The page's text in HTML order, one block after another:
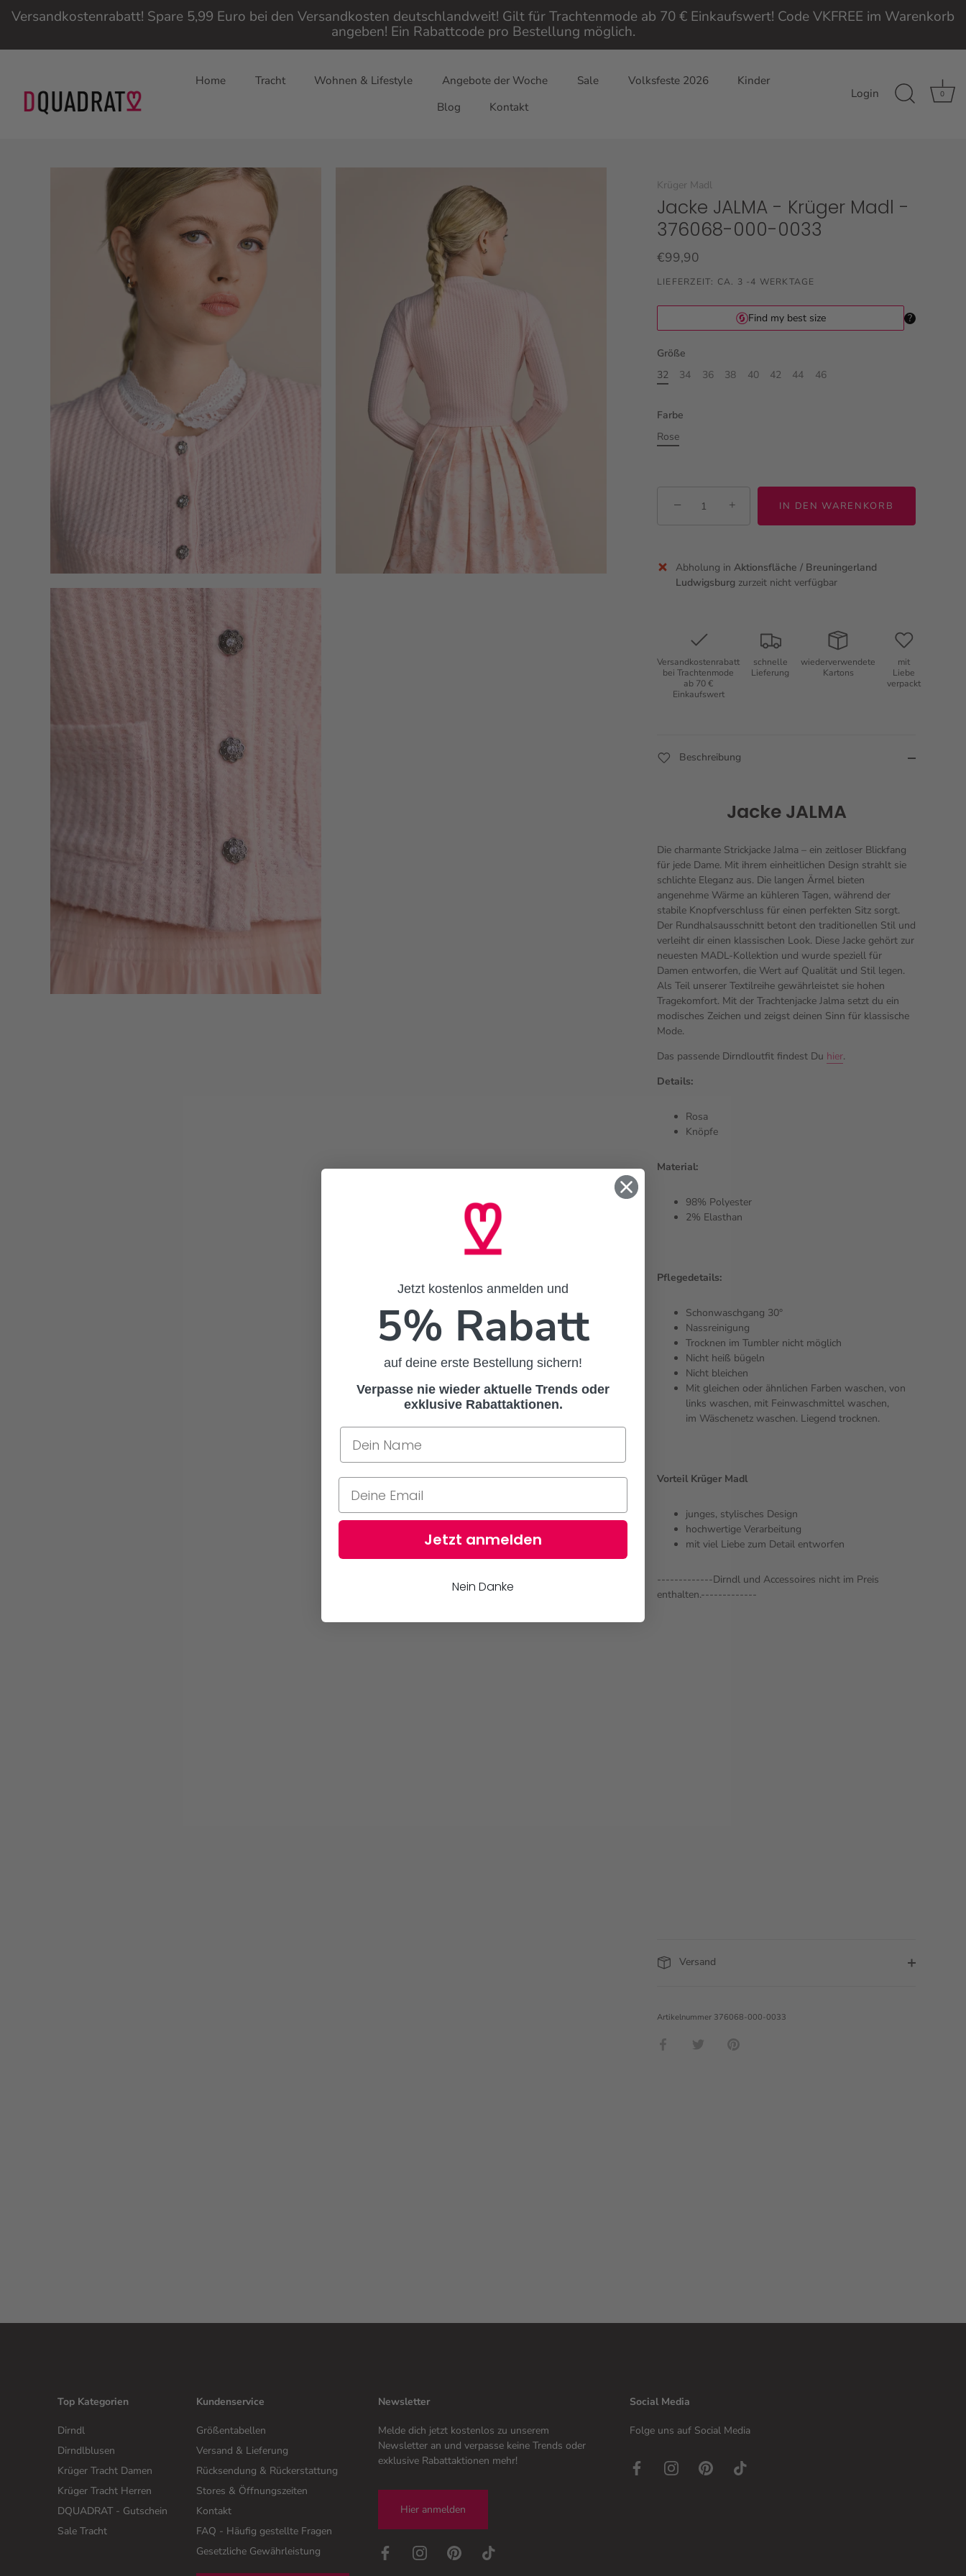
Versandkostenrabatt! Spare 5,99 Euro bei den Versandkosten deutschlandweit! Gilt für Trachtenmode ab 70 € Einkaufswert! Code VKFREE im Warenkorb
angeben! Ein Rabattcode pro Bestellung möglich.
Home Tracht Wohnen & Lifestyle Angebote der Woche Sale Volksfeste 2026
Kinder
Blog
Kontakt
Login 0
Krüger Madl
Jacke JALMA - Krüger Madl -
376068-000-0033
€99,90
LIEFERZEIT: CA. 3 -4 WERKTAGE
Größe
32
34 36 38 40 42 44 46
Farbe
Rose
− + IN DEN WARENKORB
Abholung in Aktionsfläche / Breuningerland
Ludwigsburg zurzeit nicht verfügbar
Versandkostenrabatt
bei Trachtenmode
ab 70 €
Einkaufswert
schnelle
Lieferung
wiederverwendete
Kartons
mit
Liebe
verpackt
Beschreibung
Jacke JALMA
Die charmante Strickjacke Jalma – ein zeitloser Blickfang
für jede Dame. Mit ihrem einheitlichen Design strahlt sie
schlichte Eleganz aus. Die langen Ärmel bieten
angenehme Wärme an kühleren Tagen, während der
stabile Knopfverschluss für einen perfekten Sitz sorgt.
Der Rundhalsausschnitt betont den traditionellen Stil und
verleiht dir einen klassischen Look. Diese Jacke gehört zur
neuesten MADL-Kollektion und wurde speziell für
Damen entworfen, die Wert auf Qualität und Stil legen.
Als Teil unserer Textilreihe gewährleistet sie hohen
Tragekomfort. Mit der Trachtenjacke Jalma setzt du ein
modisches Zeichen und zeigst deinen Sinn für klassische
Mode.
Das passende Dirndloutfit findest Du hier.
Details:
Rosa
Knöpfe
Material:
98% Polyester
2% Elasthan
Pflegedetails:
Schonwaschgang 30°
Nassreinigung
Trocknen im Tumbler nicht möglich
Nicht heiß bügeln
Nicht bleichen
Mit gleichen oder ähnlichen Farben waschen, von
links waschen, mit Feinwaschmittel waschen,
im Wäschenetz waschen. Liegend trocknen.
Vorteil Krüger Madl
junges, stylisches Design
hochwertige Verarbeitung
mit viel Liebe zum Detail entworfen
-------------Dirndl und Accessoires nicht im Preis
enthalten.-------------
Versand
Artikelnummer 376068-000-0033
Teilen TwitternPinnen
Top Kategorien
Dirndl
Dirndlblusen
Krüger Tracht Damen
Krüger Tracht Herren
DQUADRAT - Gutschein
Sale Tracht
Kundenservice
Größentabellen
Versand & Lieferung
Rücksendung & Rückerstattung
Stores & Öffnungszeiten
Kontakt
FAQ - Häufig gestellte Fragen
Gesetzliche Gewährleistung
Newsletter
Melde dich jetzt kostenlos zu unserem
Newsletter an und verpasse keine Trends oder
exklusive Rabattaktionen mehr!
Hier anmelden
Social Media
Folge uns auf Social Media
Jetzt kostenlos anmelden und
5% Rabatt
auf deine erste Bestellung sichern!
Verpasse nie wieder aktuelle Trends oder
exklusive Rabattaktionen.
Jetzt anmelden
Nein Danke